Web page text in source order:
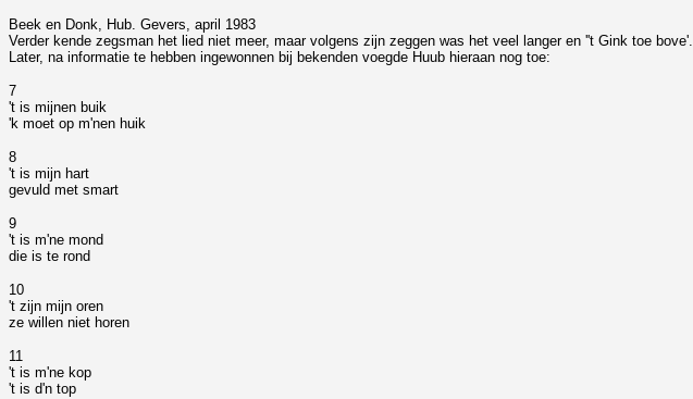
Beek en Donk, Hub. Gevers, april 1983
Verder kende zegsman het lied niet meer, maar volgens zijn zeggen was het veel langer en ''t Gink toe bove'.
Later, na informatie te hebben ingewonnen bij bekenden voegde Huub hieraan nog toe:
7
't is mijnen buik
'k moet op m'nen huik
8
't is mijn hart
gevuld met smart
9
't is m'ne mond
die is te rond
10
't zijn mijn oren
ze willen niet horen
11
't is m'ne kop
't is d'n top